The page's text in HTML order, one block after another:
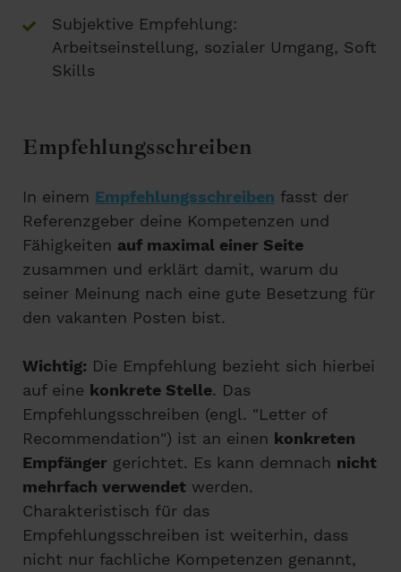
Subjektive Empfehlung:
Arbeitseinstellung, sozialer Umgang, Soft
Skills
Empfehlungsschreiben
In einem Empfehlungsschreiben fasst der
Referenzgeber deine Kompetenzen und
Fähigkeiten auf maximal einer Seite
zusammen und erklärt damit, warum du
seiner Meinung nach eine gute Besetzung für
den vakanten Posten bist.
Wichtig: Die Empfehlung bezieht sich hierbei
auf eine konkrete Stelle. Das
Empfehlungsschreiben (engl. "Letter of
Recommendation") ist an einen konkreten
Empfänger gerichtet. Es kann demnach nicht
mehrfach verwendet werden.
Charakteristisch für das
Empfehlungsschreiben ist weiterhin, dass
nicht nur fachliche Kompetenzen genannt,